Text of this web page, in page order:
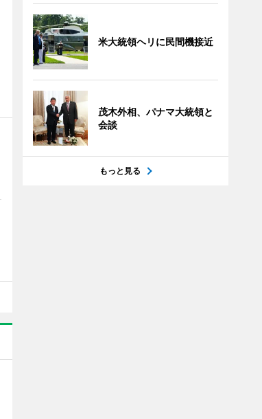
米大統領ヘリに民間機接近
茂木外相、パナマ大統領と
会談
もっと見る